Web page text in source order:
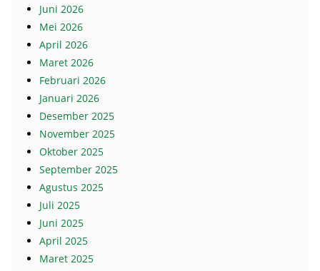
Juni 2026
Mei 2026
April 2026
Maret 2026
Februari 2026
Januari 2026
Desember 2025
November 2025
Oktober 2025
September 2025
Agustus 2025
Juli 2025
Juni 2025
April 2025
Maret 2025